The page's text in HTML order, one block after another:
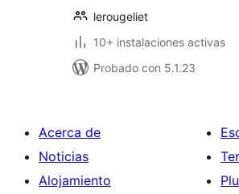
lerougeliet
10+ instalaciones activas
Probado con 5.1.23
Acerca de
Noticias
Alojamiento